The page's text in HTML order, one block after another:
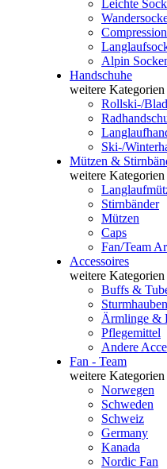
Leichte
Alpin
Handschuhe
weitere Kategorien
Rollski-/
Ski-/
Mützen &
weitere Kategorien
Stirnbänder
Mützen
Caps
Fan/Team
Accessoires
weitere Kategorien
Buffs &
Sturmhauben
Ärmlinge &
Pflegemittel
Andere
Fan - Team
weitere Kategorien
Norwegen
Schweden
Schweiz
Germany
Kanada
Nordic Fan